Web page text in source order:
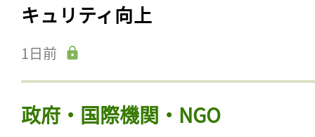
キュリティ向上
1日前
政府・国際機関・NGO